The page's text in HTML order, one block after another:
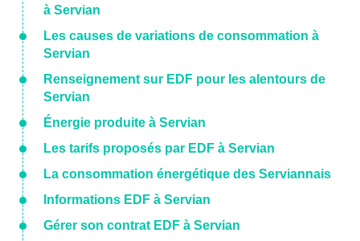
à Servian
Les causes de variations de consommation à
Servian
Renseignement sur EDF pour les alentours de
Servian
Énergie produite à Servian
Les tarifs proposés par EDF à Servian
La consommation énergétique des Serviannais
Informations EDF à Servian
Gérer son contrat EDF à Servian